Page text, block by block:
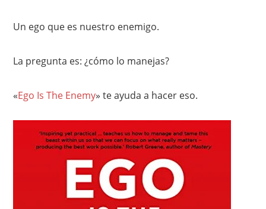
Un ego que es nuestro enemigo.
La pregunta es: ¿cómo lo manejas?
«Ego Is The Enemy» te ayuda a hacer eso.